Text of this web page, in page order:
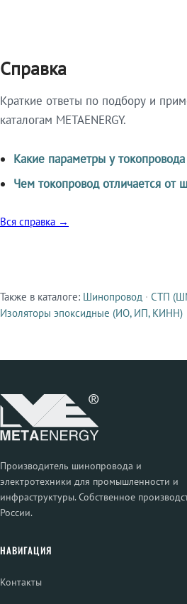
Справка
Краткие ответы по подбору и
каталогам METAENERGY.
Какие параметры у
Чем токопровод отличается от
Вся справка →
Смежные продукты
Также в каталоге: Шинопровод · СТП
Изоляторы эпоксидные (ИО, ИП, КИНН)
Производитель шинопровода и
электротехники для промышленности и
инфраструктуры. Собственное
России.
НАВИГАЦИЯ
Контакты